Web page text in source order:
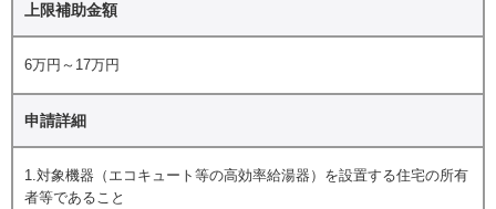
上限補助金額
6万円～17万円
申請詳細
1.対象機器（エコキュート等の高効率給湯器）を設置する住宅の所有
者等であること